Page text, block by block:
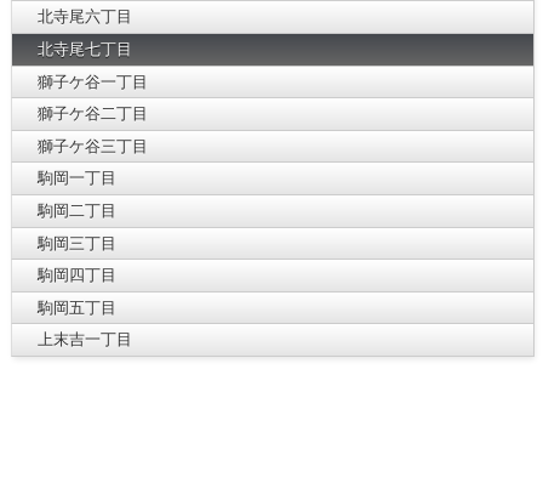
北寺尾六丁目
北寺尾七丁目
獅子ケ谷一丁目
獅子ケ谷二丁目
獅子ケ谷三丁目
駒岡一丁目
駒岡二丁目
駒岡三丁目
駒岡四丁目
駒岡五丁目
上末吉一丁目